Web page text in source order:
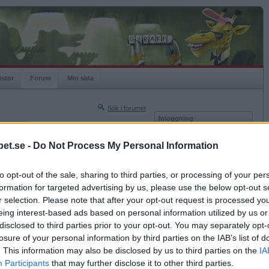
- Do Not Process My Personal Information
opt-out of the sale, sharing to third parties, or processing of your
for targeted advertising by us, please use the below opt-out
selection. Please note that after your opt-out request is processed
interest-based ads based on personal information utilized by us
to third parties prior to your opt-out. You may separately
of your personal information by third parties on the IAB’s list of
This information may also be disclosed by us to third parties on the
Participants that may further disclose it to other third parties.
Forum Min sida
Sök i forumet
Nästa sida »
2013-12-16 14:02
Inloggning
Kom ihåg mig
Glömt ditt lösenord?
Få ny aktiveringslänk
Betapet är gratis!